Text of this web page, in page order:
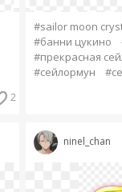
2
#sailor moon
#банни цукино
#прекрасная
#сейлормун
ninel_chan